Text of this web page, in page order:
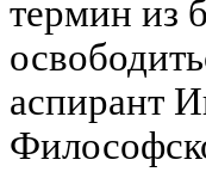
термин из
аспирант